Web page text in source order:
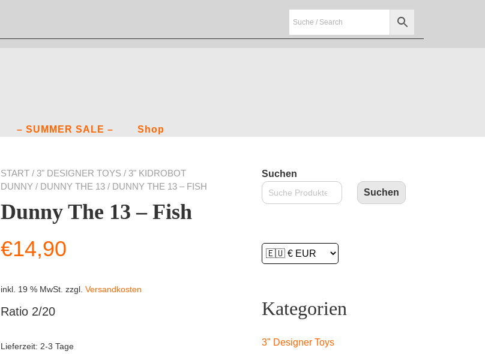
– SUMMER SALE – Shop
START / 3" DESIGNER TOYS / 3" KIDROBOT
DUNNY / DUNNY THE 13 / DUNNY THE 13 – FISH
Dunny The 13 – Fish
€14,90
inkl. 19 % MwSt. zzgl. Versandkosten
Ratio 2/20
Lieferzeit: 2-3 Tage
Suchen
Suchen
Kategorien
3" Designer Toys